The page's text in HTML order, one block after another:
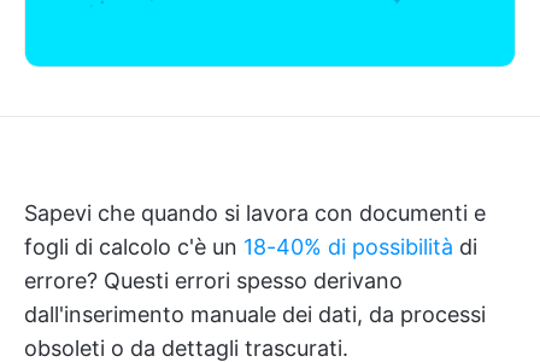
Sapevi che quando si lavora con documenti e
fogli di calcolo c'è un 18-40% di possibilità di
errore? Questi errori spesso derivano
dall'inserimento manuale dei dati, da processi
obsoleti o da dettagli trascurati.